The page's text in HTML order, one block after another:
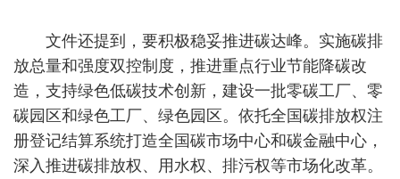
文件还提到，要积极稳妥推进碳达峰。实施碳排
放总量和强度双控制度，推进重点行业节能降碳改
造，支持绿色低碳技术创新，建设一批零碳工厂、零
碳园区和绿色工厂、绿色园区。依托全国碳排放权注
册登记结算系统打造全国碳市场中心和碳金融中心，
深入推进碳排放权、用水权、排污权等市场化改革。